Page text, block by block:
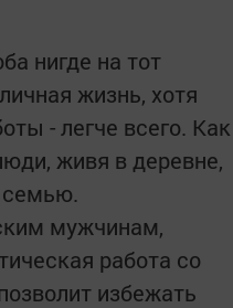
нигде на тот
жизнь, хотя
- легче всего. Как
живя в деревне,
семью.
мужчинам,
работа со
избежать